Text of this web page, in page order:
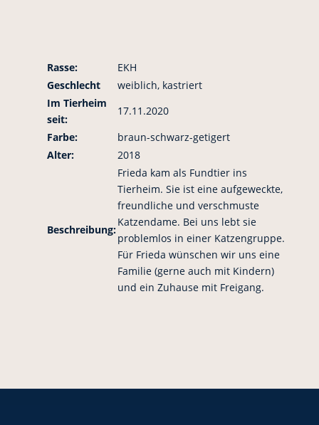
Rasse:
EKH
Geschlecht
weiblich, kastriert
Im Tierheim
seit:
17.11.2020
Farbe:
braun-schwarz-getigert
Alter:
2018
Beschreibung:
Frieda kam als Fundtier ins
Tierheim. Sie ist eine aufgeweckte,
freundliche und verschmuste
Katzendame. Bei uns lebt sie
problemlos in einer Katzengruppe.
Für Frieda wünschen wir uns eine
Familie (gerne auch mit Kindern)
und ein Zuhause mit Freigang.